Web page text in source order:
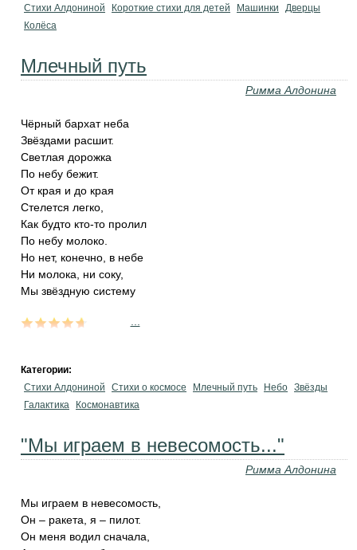
Стихи Алдониной Короткие стихи для детей Машинки
Дверцы
Колёса
Млечный путь
Римма Алдонина
Чёрный бархат неба
Звёздами расшит.
Светлая дорожка
По небу бежит.
От края и до края
Стелется легко,
Как будто кто-то пролил
По небу молоко.
Но нет, конечно, в небе
Ни молока, ни соку,
Мы звёздную систему
Категории:
Стихи Алдониной
Стихи о космосе Млечный путь Небо Звёзды
Галактика
Космонавтика
"Мы играем в невесомость..."
Римма Алдонина
Мы играем в невесомость,
Он – ракета, я – пилот.
Он меня водил сначала,